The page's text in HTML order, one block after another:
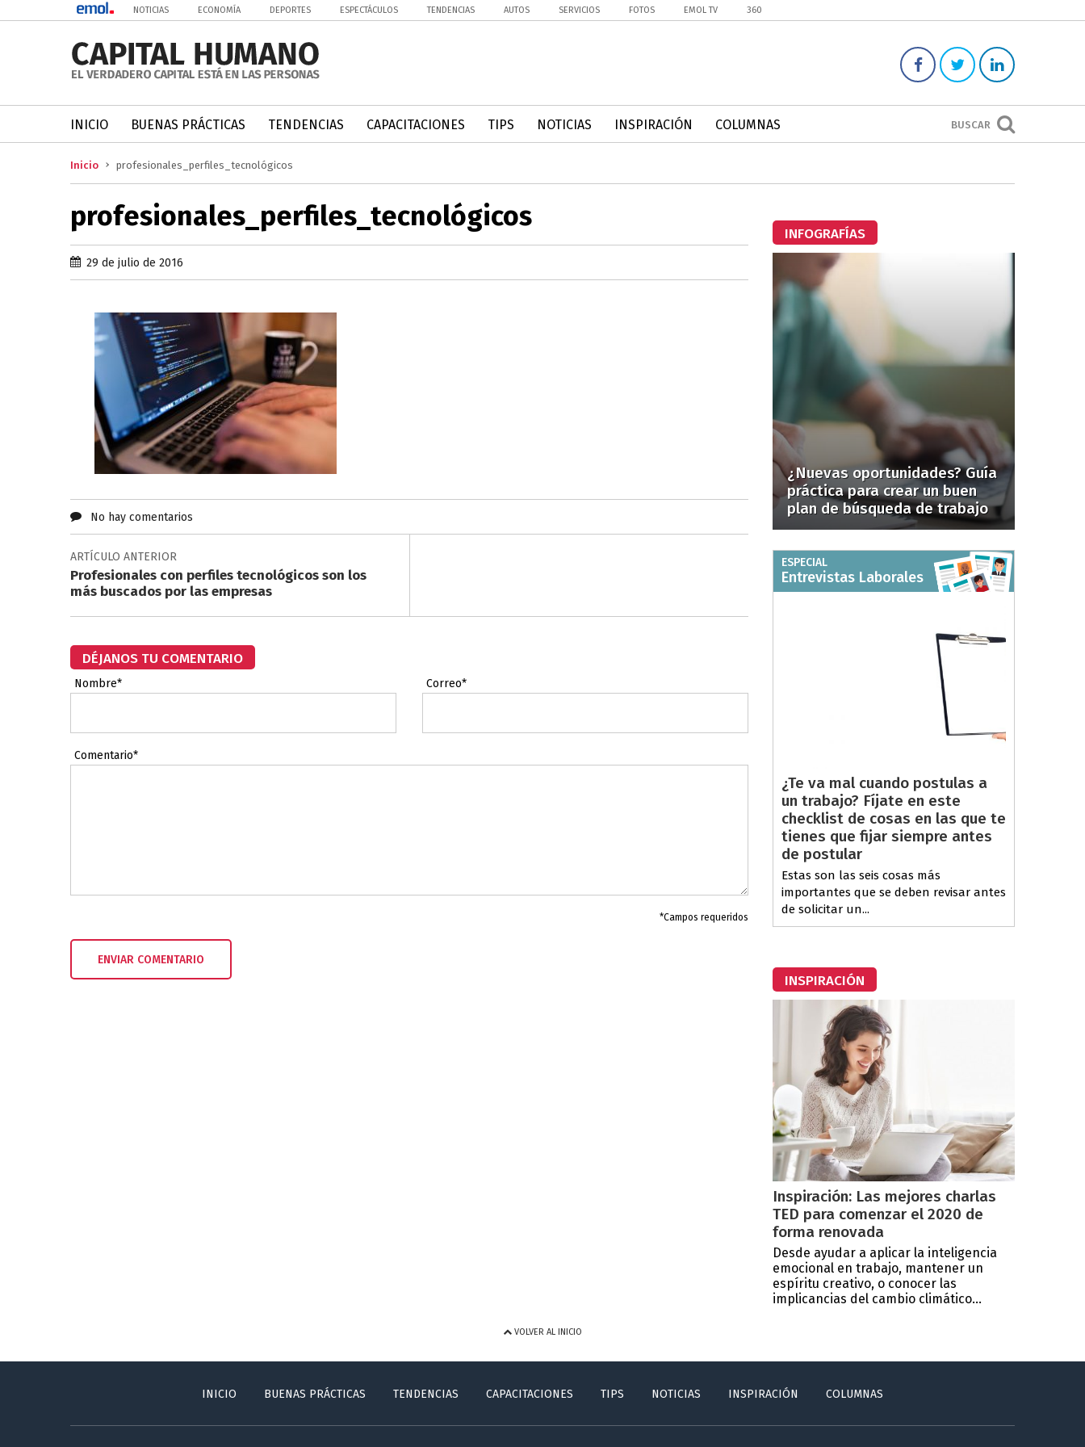
NOTICIAS ECONOMÍA DEPORTES ESPECTÁCULOS TENDENCIAS AUTOS SERVICIOS FOTOS EMOL TV 360
BUSCAR
INICIO BUENAS PRÁCTICAS TENDENCIAS CAPACITACIONES TIPS NOTICIAS INSPIRACIÓN COLUMNAS
Inicio profesionales_perfiles_tecnológicos
profesionales_perfiles_tecnológicos
29 de julio de 2016
No hay comentarios
ARTÍCULO ANTERIOR
Profesionales con perfiles tecnológicos son los
más buscados por las empresas
DÉJANOS TU COMENTARIO
Nombre* Correo*
Comentario*
*Campos requeridos
INFOGRAFÍAS
¿Nuevas oportunidades? Guía
práctica para crear un buen
plan de búsqueda de trabajo
ESPECIAL
Entrevistas Laborales
¿Te va mal cuando postulas a
un trabajo? Fíjate en este
checklist de cosas en las que te
tienes que fijar siempre antes
de postular
Estas son las seis cosas más
importantes que se deben revisar antes
de solicitar un...
INSPIRACIÓN
Inspiración: Las mejores charlas
TED para comenzar el 2020 de
forma renovada
Desde ayudar a aplicar la inteligencia
emocional en trabajo, mantener un
espíritu creativo, o conocer las
implicancias del cambio climático...
VOLVER AL INICIO
INICIO BUENAS PRÁCTICAS TENDENCIAS CAPACITACIONES TIPS NOTICIAS INSPIRACIÓN COLUMNAS